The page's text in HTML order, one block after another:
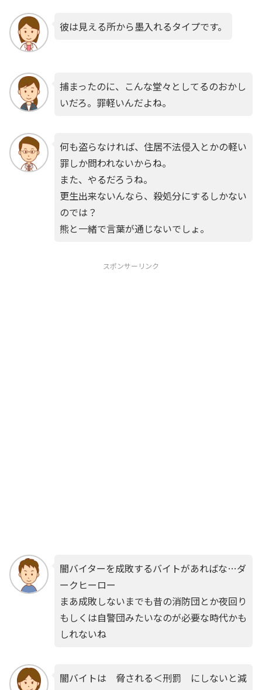
彼は見える所から墨入れるタイプです。
捕まったのに、こんな堂々としてるのおかし
いだろ。罪軽いんだよね。
何も盗らなければ、住居不法侵入とかの軽い
罪しか問われないからね。
また、やるだろうね。
更生出来ないんなら、殺処分にするしかない
のでは？
熊と一緒で言葉が通じないでしょ。
スポンサーリンク
闇バイターを成敗するバイトがあればな…ダ
ークヒーロー
まあ成敗しないまでも昔の消防団とか夜回り
もしくは自警団みたいなのが必要な時代かも
しれないね
闇バイトは 脅される＜刑罰 にしないと減